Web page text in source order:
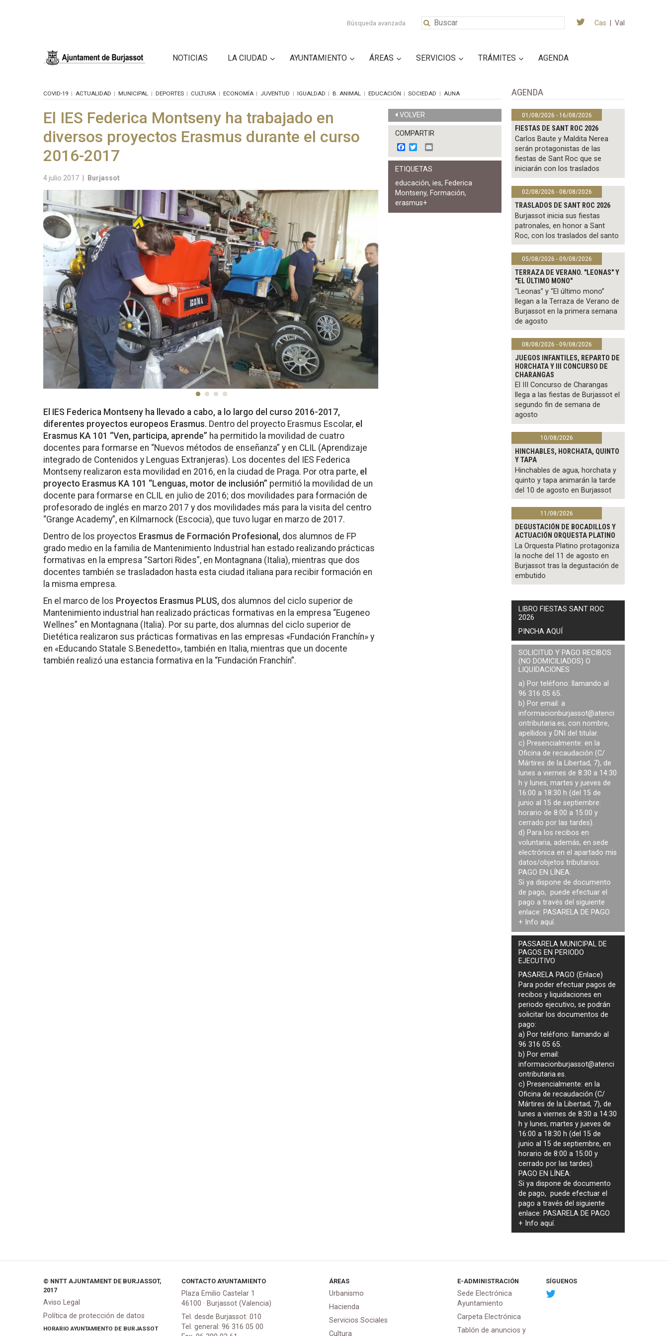
Búsqueda avanzada Cas Val
NOTICIAS LA CIUDAD AYUNTAMIENTO ÁREAS SERVICIOS TRÁMITES AGENDA
COVID-19 ACTUALIDAD MUNICIPAL DEPORTES CULTURA ECONOMÍA JUVENTUD IGUALDAD B. ANIMAL EDUCACIÓN SOCIEDAD AUNA
El IES Federica Montseny ha trabajado en
diversos proyectos Erasmus durante el curso
2016-2017
4 julio 2017 Burjassot
El IES Federica Montseny ha llevado a cabo, a lo largo del curso 2016-2017,
diferentes proyectos europeos Erasmus. Dentro del proyecto Erasmus Escolar, el
Erasmus KA 101 “Ven, participa, aprende” ha permitido la movilidad de cuatro
docentes para formarse en “Nuevos métodos de enseñanza” y en CLIL (Aprendizaje
integrado de Contenidos y Lenguas Extranjeras). Los docentes del IES Federica
Montseny realizaron esta movilidad en 2016, en la ciudad de Praga. Por otra parte, el
proyecto Erasmus KA 101 “Lenguas, motor de inclusión” permitió la movilidad de un
docente para formarse en CLIL en julio de 2016; dos movilidades para formación de
profesorado de inglés en marzo 2017 y dos movilidades más para la visita del centro
“Grange Academy”, en Kilmarnock (Escocia), que tuvo lugar en marzo de 2017.
Dentro de los proyectos Erasmus de Formación Profesional, dos alumnos de FP
grado medio en la familia de Mantenimiento Industrial han estado realizando prácticas
formativas en la empresa “Sartori Rides”, en Montagnana (Italia), mientras que dos
docentes también se trasladadon hasta esta ciudad italiana para recibir formación en
la misma empresa.
En el marco de los Proyectos Erasmus PLUS, dos alumnos del ciclo superior de
Mantenimiento industrial han realizado prácticas formativas en la empresa “Eugeneo
Wellnes” en Montagnana (Italia). Por su parte, dos alumnas del ciclo superior de
Dietética realizaron sus prácticas formativas en las empresas «Fundación Franchín» y
en «Educando Statale S.Benedetto», también en Italia, mientras que un docente
también realizó una estancia formativa en la “Fundación Franchín”.
VOLVER
COMPARTIR
F
a
c
e
o
o
k
w
i
t
t
e
r
m
a
l
ETIQUETAS
educación,ies, Federica
Montseny, Formación,
erasmus+
AGENDA
01/08/2026 - 16/08/2026
FIESTAS DE SANT ROC 2026
Carlos Baute y Maldita Nerea
serán protagonistas de las
fiestas de Sant Roc que se
iniciarán con los traslados
02/08/2026 - 08/08/2026
TRASLADOS DE SANT ROC 2026
Burjassot inicia sus fiestas
patronales, en honor a Sant
Roc, con los traslados del santo
05/08/2026 - 09/08/2026
TERRAZA DE VERANO. "LEONAS" Y
"EL ÚLTIMO MONO"
“Leonas” y “El último mono”
llegan a la Terraza de Verano de
Burjassot en la primera semana
de agosto
08/08/2026 - 09/08/2026
JUEGOS INFANTILES, REPARTO DE
HORCHATA Y III CONCURSO DE
CHARANGAS
El III Concurso de Charangas
llega a las fiestas de Burjassot el
segundo fin de semana de
agosto
10/08/2026
HINCHABLES, HORCHATA, QUINTO
Y TAPA
Hinchables de agua, horchata y
quinto y tapa animarán la tarde
del 10 de agosto en Burjassot
11/08/2026
DEGUSTACIÓN DE BOCADILLOS Y
ACTUACIÓN ORQUESTA PLATINO
La Orquesta Platino protagoniza
la noche del 11 de agosto en
Burjassot tras la degustación de
embutido
LIBRO FIESTAS SANT ROC
2026
PINCHA AQUÍ
SOLICITUD Y PAGO RECIBOS
(NO DOMICILIADOS) O
LIQUIDACIONES
a) Por teléfono: llamando al
96 316 05 65.
b) Por email: a
informacionburjassot@atenci
ontributaria.es, con nombre,
apellidos y DNI del titular.
c) Presencialmente: en la
Oficina de recaudación (C/
Mártires de la Libertad, 7), de
lunes a viernes de 8:30 a 14:30
h y lunes, martes y jueves de
16:00 a 18:30 h (del 15 de
junio al 15 de septiembre:
horario de 8:00 a 15:00 y
cerrado por las tardes).
d) Para los recibos en
voluntaria, además, en sede
electrónica en el apartado mis
datos/objetos tributarios.
PAGO EN LÍNEA:
Si ya dispone de documento
de pago, puede efectuar el
pago a través del siguiente
enlace: PASARELA DE PAGO
+ Info aquí.
PASSARELA MUNICIPAL DE
PAGOS EN PERIODO
EJECUTIVO
PASARELA PAGO (Enlace)
Para poder efectuar pagos de
recibos y liquidaciones en
periodo ejecutivo, se podrán
solicitar los documentos de
pago:
a) Por teléfono: llamando al
96 316 05 65.
b) Por email:
informacionburjassot@atenci
ontributaria.es.
c) Presencialmente: en la
Oficina de recaudación (C/
Mártires de la Libertad, 7), de
lunes a viernes de 8:30 a 14:30
h y lunes, martes y jueves de
16:00 a 18:30 h (del 15 de
junio al 15 de septiembre, en
horario de 8:00 a 15:00 y
cerrado por las tardes).
PAGO EN LÍNEA:
Si ya dispone de documento
de pago, puede efectuar el
pago a través del siguiente
enlace: PASARELA DE PAGO
+ Infoaquí.
© NNTT AJUNTAMENT DE BURJASSOT,
2017
Aviso Legal
Política de protección de datos
HORARIO AYUNTAMIENTO DE BURJASSOT
CONTACTO AYUNTAMIENTO
Plaza Emilio Castelar 1
46100 · Burjassot (Valencia)
Tel. desde Burjassot: 010
Tel. general: 96 316 05 00
ÁREAS
Urbanismo
Hacienda
Servicios Sociales
Cultura
E-ADMINISTRACIÓN
Sede Electrónica
Ayuntamiento
Carpeta Electrónica
Tablón de anuncios y
SÍGUENOS